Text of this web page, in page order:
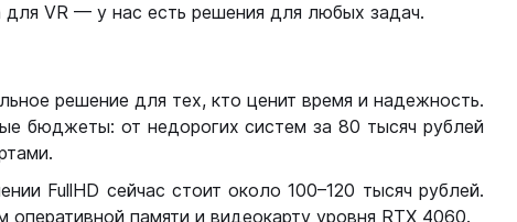
VR — у нас есть решения для любых задач.
решение для тех, кто ценит время и надежность.
бюджеты: от недорогих систем за 80 тысяч рублей
FullHD сейчас стоит около 100–120 тысяч рублей.
памяти и видеокарту уровня RTX 4060.